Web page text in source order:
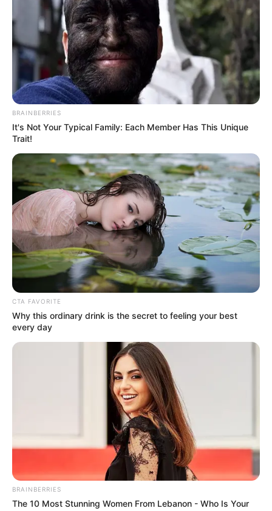
BRAINBERRIES
It's Not Your Typical Family: Each Member Has This Unique
Trait!
CTA FAVORITE
Why this ordinary drink is the secret to feeling your best
every day
BRAINBERRIES
The 10 Most Stunning Women From Lebanon - Who Is Your